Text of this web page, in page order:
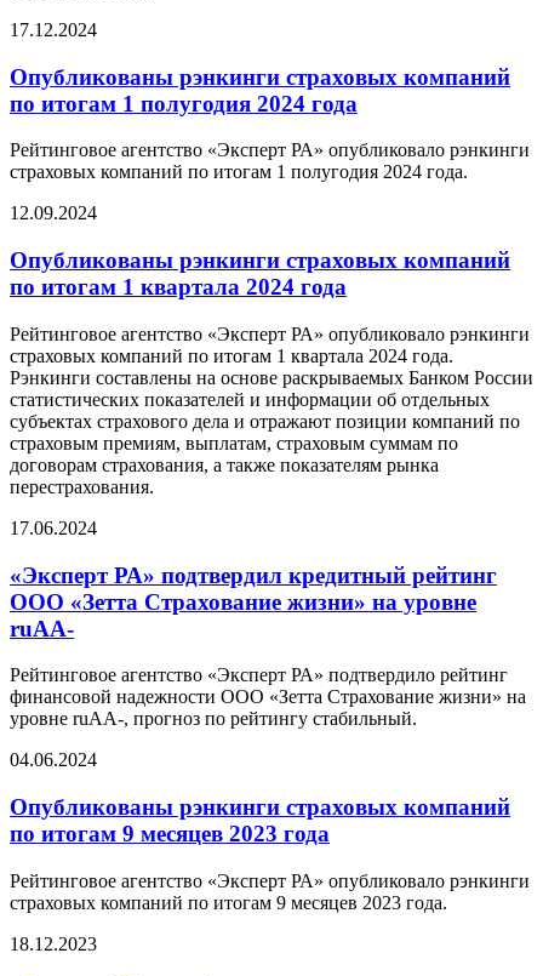
17.12.2024
Опубликованы рэнкинги страховых компаний
по итогам 1 полугодия 2024 года
Рейтинговое агентство «Эксперт РА» опубликовало рэнкинги
страховых компаний по итогам 1 полугодия 2024 года.
12.09.2024
Опубликованы рэнкинги страховых компаний
по итогам 1 квартала 2024 года
Рейтинговое агентство «Эксперт РА» опубликовало рэнкинги
страховых компаний по итогам 1 квартала 2024 года.
Рэнкинги составлены на основе раскрываемых Банком России
статистических показателей и информации об отдельных
субъектах страхового дела и отражают позиции компаний по
страховым премиям, выплатам, страховым суммам по
договорам страхования, а также показателям рынка
перестрахования.
17.06.2024
«Эксперт РА» подтвердил кредитный рейтинг
ООО «Зетта Страхование жизни» на уровне
ruAA-
Рейтинговое агентство «Эксперт РА» подтвердило рейтинг
финансовой надежности ООО «Зетта Страхование жизни» на
уровне ruAA-, прогноз по рейтингу стабильный.
04.06.2024
Опубликованы рэнкинги страховых компаний
по итогам 9 месяцев 2023 года
Рейтинговое агентство «Эксперт РА» опубликовало рэнкинги
страховых компаний по итогам 9 месяцев 2023 года.
18.12.2023